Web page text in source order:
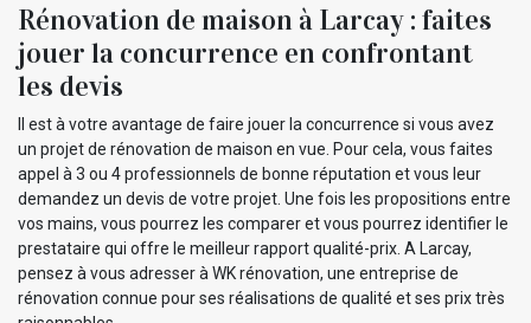
Rénovation de maison à Larcay : faites
jouer la concurrence en confrontant
les devis
Il est à votre avantage de faire jouer la concurrence si vous avez
un projet de rénovation de maison en vue. Pour cela, vous faites
appel à 3 ou 4 professionnels de bonne réputation et vous leur
demandez un devis de votre projet. Une fois les propositions entre
vos mains, vous pourrez les comparer et vous pourrez identifier le
prestataire qui offre le meilleur rapport qualité-prix. A Larcay,
pensez à vous adresser à WK rénovation, une entreprise de
rénovation connue pour ses réalisations de qualité et ses prix très